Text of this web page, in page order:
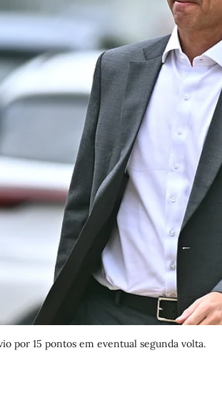
por 15 pontos em eventual segunda volta.